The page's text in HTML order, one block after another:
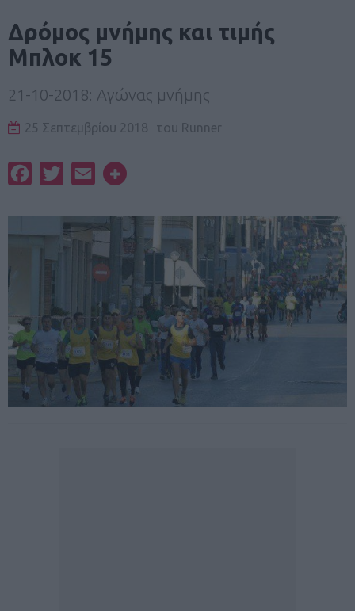
Δρόμος μνήμης και τιμής
Μπλοκ 15
21-10-2018: Αγώνας μνήμης
25 Σεπτεμβρίου 2018 του Runner
FacebookTwitterEmail